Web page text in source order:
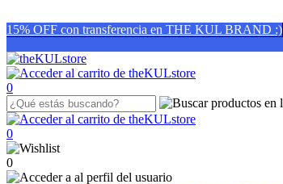
15% OFF con transferencia en THE KUL BRAND :)
0
0
0